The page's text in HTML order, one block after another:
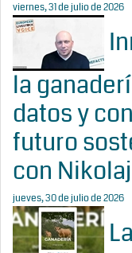
viernes, 31 de julio de 2026
la
datos y
futuro
con
jueves, 30 de julio de 2026